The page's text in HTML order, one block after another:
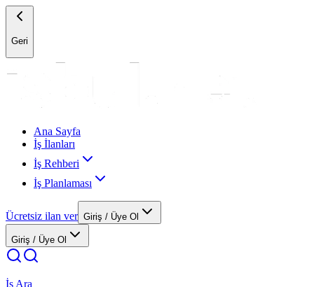
Geri
Ana Sayfa
İş İlanları
İş Rehberi
İş Planlaması
Ücretsiz ilan ver Giriş / Üye Ol
Giriş / Üye Ol
İş Ara